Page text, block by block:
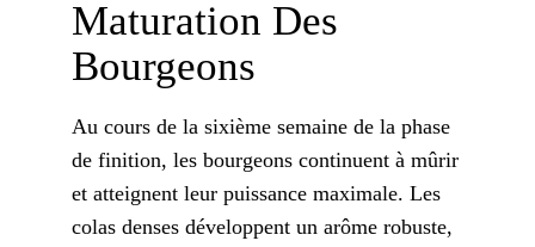
Maturation Des
Bourgeons
Au cours de la sixième semaine de la phase
de finition, les bourgeons continuent à mûrir
et atteignent leur puissance maximale. Les
colas denses développent un arôme robuste,